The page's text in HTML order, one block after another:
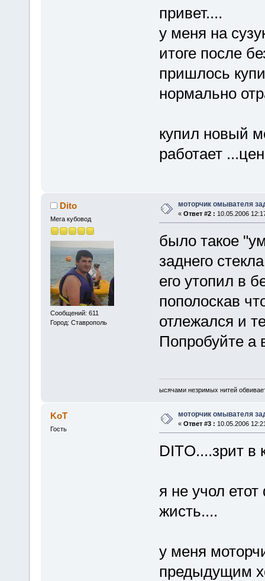
привет....
у меня на
итоге после
пришлось
нормально
купил новый
работает
Dito
Мега кубовод
Сообщений: 611
Город: Ставрополь
моторчик омывателя
« Ответ #2 : 10.05.2006
было такое
заднего
его утопил в
пополоскав
отлежался и
Попробуйте а
ысячами незримых нитей
KoT
Гость
моторчик омывателя
« Ответ #3 : 10.05.2006
DITO....зрит в
я не учол
жисть....
у меня
предыдущим